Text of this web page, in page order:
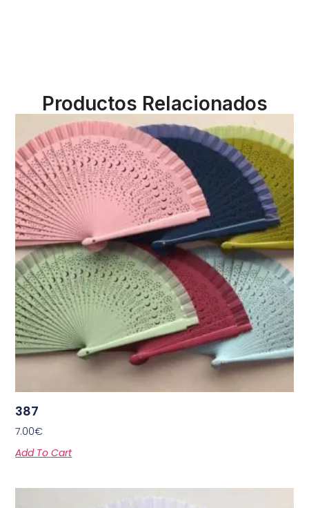
Productos Relacionados
387
7.00€
Add To Cart